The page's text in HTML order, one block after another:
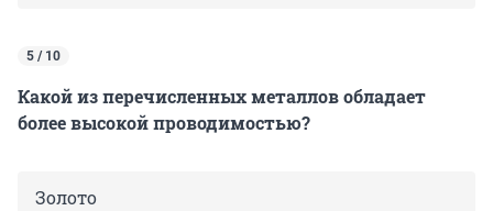
5 / 10
Какой из перечисленных металлов обладает
более высокой проводимостью?
Золото